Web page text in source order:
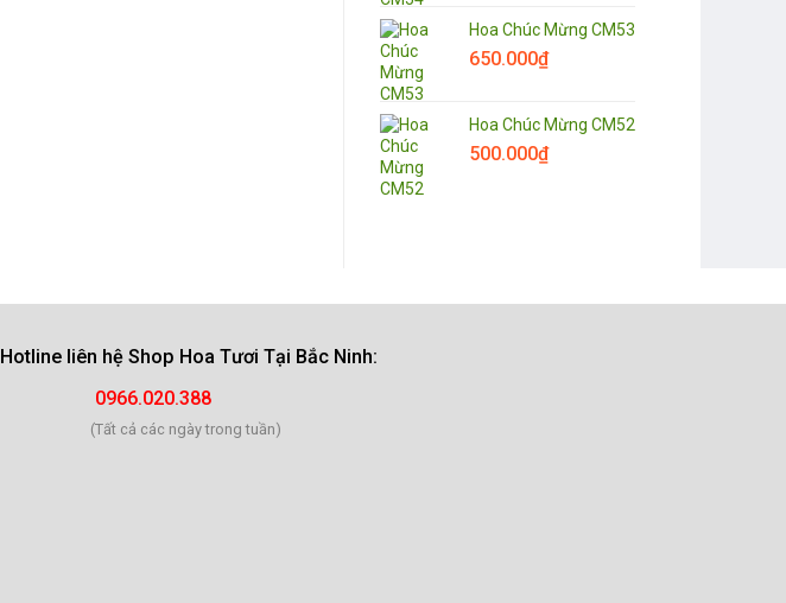
Hoa Chúc Mừng CM53
650.000₫
Hoa Chúc Mừng CM52
500.000₫
Hotline liên hệ Shop Hoa Tươi Tại Bắc Ninh:
0966.020.388
(Tất cả các ngày trong tuần)